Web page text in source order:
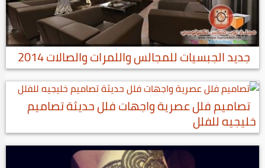
جديد الجبسيات للمجالس واللمرات والصالات 2014
تصاميم فلل عصرية واجهات فلل حديثة تصاميم
خليجيه للفلل